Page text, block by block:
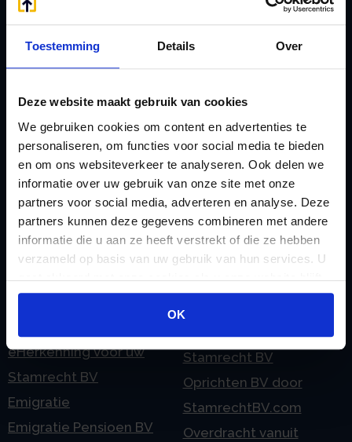
Toestemming Details Over
Deze website maakt gebruik van cookies
We gebruiken cookies om content en advertenties te
personaliseren, om functies voor social media te bieden
en om ons websiteverkeer te analyseren. Ook delen we
informatie over uw gebruik van onze site met onze
partners voor social media, adverteren en analyse. Deze
partners kunnen deze gegevens combineren met andere
informatie die u aan ze heeft verstrekt of die ze hebben
verzameld op basis van uw gebruik van hun services. U
gaat akkoord met onze cookies als u onze website blijft
gebruiken.
OK
Afkoop Stamrecht
rekeningnummer
Checklist IB 2023 (PDF)
Checklist IB 2023 (Word)
Checklist IB 2024 (PDF)
Checklist IB 2024 (Word)
Checklist IB 2025 (PDF)
Checklist IB 2025 (Word)
eHerkenning voor uw
Stamrecht BV
Emigratie
Emigratie Pensioen BV
Lenen van de BV
verzorgen
M
Mogelijkheden
Stamrecht BV
ODV BV
Ontbinden Stamrecht
BV
Stamrecht BV
Oprichten BV door
StamrechtBV.com
Overdracht vanuit